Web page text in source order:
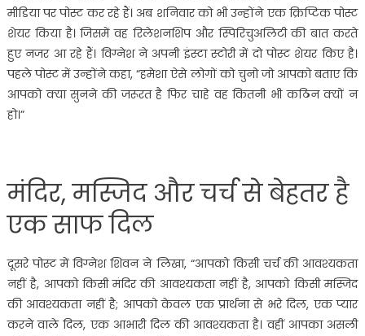
मीडिया पर पोस्ट कर रहे हैं। अब शनिवार को भी उन्होंने एक क्रिप्टिक पोस्ट
शेयर किया है। जिसमें वह रिलेशनशिप और स्पिरिचुअलिटी की बात करते
हुए नजर आ रहे हैं। विग्नेश ने अपनी इंस्टा स्टोरी में दो पोस्ट शेयर किए है।
पहले पोस्ट में उन्होंने कहा, “हमेशा ऐसे लोगों को चुनो जो आपको बताए कि
आपको क्या सुनने की जरूरत है फिर चाहे वह कितनी भी कठिन क्यों न
हो।”
मंदिर, मस्जिद और चर्च से बेहतर है
एक साफ दिल
दूसरे पोस्ट में विग्नेश शिवन ने लिखा, “आपको किसी चर्च की आवश्यकता
नहीं है, आपको किसी मंदिर की आवश्यकता नहीं है, आपको किसी मस्जिद
की आवश्यकता नहीं है; आपको केवल एक प्रार्थना से भरे दिल, एक प्यार
करने वाले दिल, एक आभारी दिल की आवश्यकता है। वहीं आपका असली